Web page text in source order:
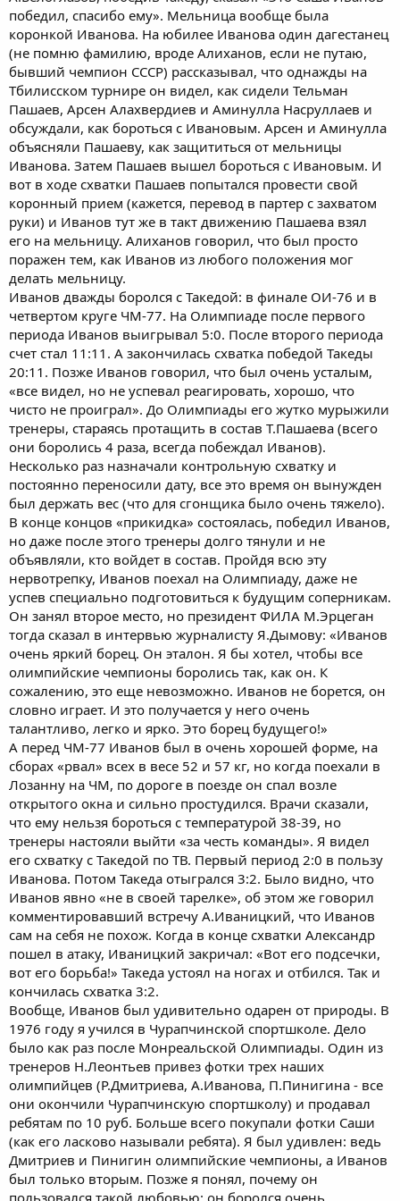
победил, спасибо ему». Мельница вообще была
коронкой Иванова. На юбилее Иванова один дагестанец
(не помню фамилию, вроде Алиханов, если не путаю,
бывший чемпион СССР) рассказывал, что однажды на
Тбилисском турнире он видел, как сидели Тельман
Пашаев, Арсен Алахвердиев и Аминулла Насруллаев и
обсуждали, как бороться с Ивановым. Арсен и Аминулла
объясняли Пашаеву, как защититься от мельницы
Иванова. Затем Пашаев вышел бороться с Ивановым. И
вот в ходе схватки Пашаев попытался провести свой
коронный прием (кажется, перевод в партер с захватом
руки) и Иванов тут же в такт движению Пашаева взял
его на мельницу. Алиханов говорил, что был просто
поражен тем, как Иванов из любого положения мог
делать мельницу.
Иванов дважды боролся с Такедой: в финале ОИ-76 и в
четвертом круге ЧМ-77. На Олимпиаде после первого
периода Иванов выигрывал 5:0. После второго периода
счет стал 11:11. А закончилась схватка победой Такеды
20:11. Позже Иванов говорил, что был очень усталым,
«все видел, но не успевал реагировать, хорошо, что
чисто не проиграл». До Олимпиады его жутко мурыжили
тренеры, стараясь протащить в состав Т.Пашаева (всего
они боролись 4 раза, всегда побеждал Иванов).
Несколько раз назначали контрольную схватку и
постоянно переносили дату, все это время он вынужден
был держать вес (что для сгонщика было очень тяжело).
В конце концов «прикидка» состоялась, победил Иванов,
но даже после этого тренеры долго тянули и не
объявляли, кто войдет в состав. Пройдя всю эту
нервотрепку, Иванов поехал на Олимпиаду, даже не
успев специально подготовиться к будущим соперникам.
Он занял второе место, но президент ФИЛА М.Эрцеган
тогда сказал в интервью журналисту Я.Дымову: «Иванов
очень яркий борец. Он эталон. Я бы хотел, чтобы все
олимпийские чемпионы боролись так, как он. К
сожалению, это еще невозможно. Иванов не борется, он
словно играет. И это получается у него очень
талантливо, легко и ярко. Это борец будущего!»
А перед ЧМ-77 Иванов был в очень хорошей форме, на
сборах «рвал» всех в весе 52 и 57 кг, но когда поехали в
Лозанну на ЧМ, по дороге в поезде он спал возле
открытого окна и сильно простудился. Врачи сказали,
что ему нельзя бороться с температурой 38-39, но
тренеры настояли выйти «за честь команды». Я видел
его схватку с Такедой по ТВ. Первый период 2:0 в пользу
Иванова. Потом Такеда отыгрался 3:2. Было видно, что
Иванов явно «не в своей тарелке», об этом же говорил
комментировавший встречу А.Иваницкий, что Иванов
сам на себя не похож. Когда в конце схватки Александр
пошел в атаку, Иваницкий закричал: «Вот его подсечки,
вот его борьба!» Такеда устоял на ногах и отбился. Так и
кончилась схватка 3:2.
Вообще, Иванов был удивительно одарен от природы. В
1976 году я учился в Чурапчинской спортшколе. Дело
было как раз после Монреальской Олимпиады. Один из
тренеров Н.Леонтьев привез фотки трех наших
олимпийцев (Р.Дмитриева, А.Иванова, П.Пинигина - все
они окончили Чурапчинскую спортшколу) и продавал
ребятам по 10 руб. Больше всего покупали фотки Саши
(как его ласково называли ребята). Я был удивлен: ведь
Дмитриев и Пинигин олимпийские чемпионы, а Иванов
был только вторым. Позже я понял, почему он
пользовался такой любовью: он боролся очень